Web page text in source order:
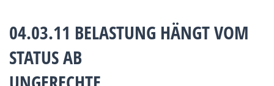
04.03.11 BELASTUNG HÄNGT VOM
STATUS AB